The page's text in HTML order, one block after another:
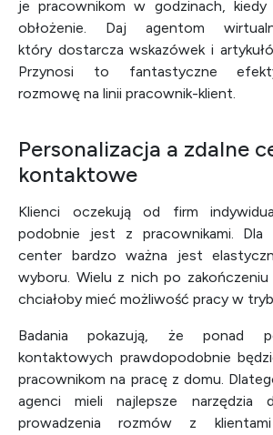
je pracownikom w godzinach, kiedy
obłożenie. Daj agentom
który dostarcza wskazówek i
Przynosi to fantastyczne
rozmowę na linii pracownik-klient.
Personalizacja a zdalne
kontaktowe
Klienci oczekują od firm
podobnie jest z pracownikami. Dla
center bardzo ważna jest
wyboru. Wielu z nich po zakończeniu
chciałoby mieć możliwość pracy w
Badania pokazują, że ponad
kontaktowych prawdopodobnie
pracownikom na pracę z domu.
agenci mieli najlepsze narzędzia
prowadzenia rozmów z